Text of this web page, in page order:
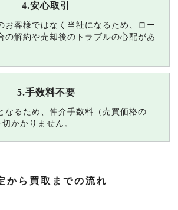
4.安心取引
お客様ではなく当社になるため、ロー
の解約や売却後のトラブルの心配があ
5.手数料不要
なるため、仲介手数料（売買価格の
かかりません。
から買取までの流れ